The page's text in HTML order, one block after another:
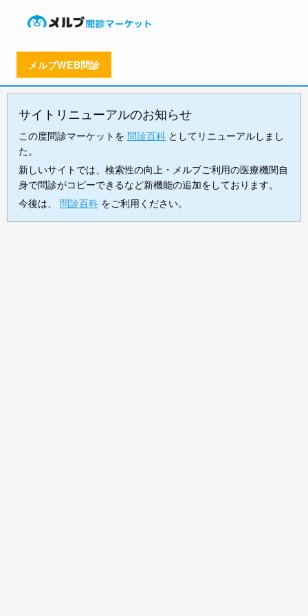
メルプWEB問診
サイトリニューアルのお知らせ
この度問診マーケットを 問診百科 としてリニューアルしまし
た。
新しいサイトでは、検索性の向上・メルプご利用の医療機関自
身で問診がコピーできるなど新機能の追加をしております。
今後は、 問診百科 をご利用ください。